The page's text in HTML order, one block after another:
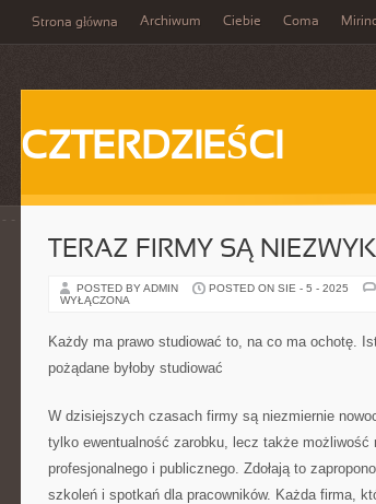
Strona główna Archiwum Ciebie Coma
CZTERDZIEŚCI
TERAZ FIRMY SĄ
POSTED BY ADMIN POSTED ON SIE - 5 - 2025
WYŁĄCZONA
Każdy ma prawo studiować to, na co ma ochotę.
pożądane byłoby studiować
W dzisiejszych czasach firmy są niezmiernie
tylko ewentualność zarobku, lecz także możliwość
profesjonalnego i publicznego. Zdołają to
szkoleń i spotkań dla pracowników. Każda firma,